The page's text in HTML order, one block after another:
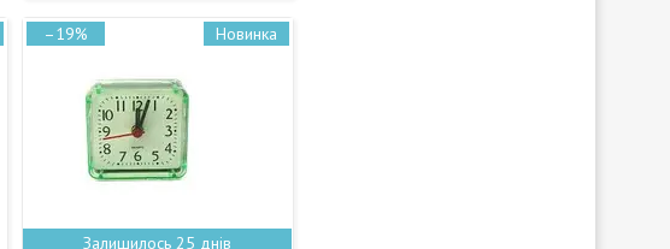
–19%
Залишилось 25 днів
Новинка